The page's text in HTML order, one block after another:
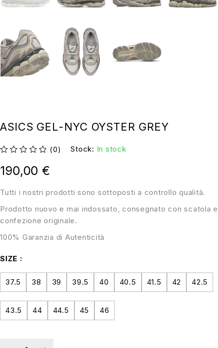
ASICS GEL-NYC OYSTER GREY
(0) Stock: In stock
Tutti i nostri prodotti sono sottoposti a controllo qualità.
Prodotto nuovo e mai indossato, consegnato con scatola e
confezione originale.
100% Garanzia di Autenticità
190,00 €
SIZE
37.5 38 39 39.5 40 40.5 41.5 42 42.5
43.5 44 44.5 45 46